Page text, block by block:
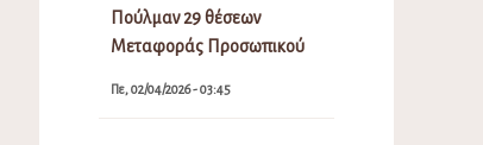
Πούλμαν 29 θέσεων
Μεταφοράς Προσωπικού
Πε, 02/04/2026 - 03:45